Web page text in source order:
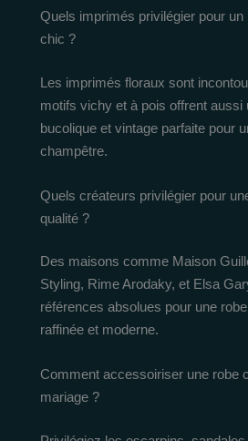
Quels imprimés privilégier pour
chic ?
Les imprimés floraux sont
motifs vichy et à pois offrent aussi
bucolique et vintage parfaite pour
champêtre.
Quels créateurs privilégier pour
qualité ?
Des maisons comme Maison
Styling, Rime Arodaky, et Elsa
références absolues pour une
raffinée et moderne.
Comment accessoiriser une robe
mariage ?